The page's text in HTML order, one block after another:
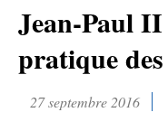
Jean-Paul
pratique
27 septembre 2016